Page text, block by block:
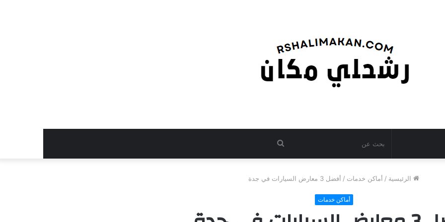
بحث
الرئيسية / أماكن خدمات / أفضل 3 معارض السيارات في جدة
أماكن خدمات